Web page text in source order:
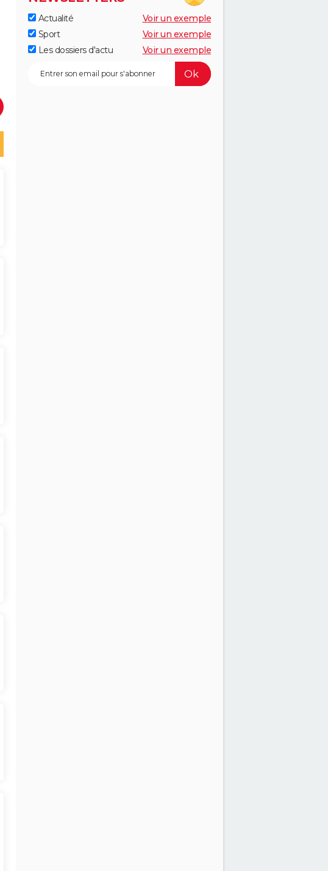
Actualité
Voir un exemple
Sport
Voir un exemple
Les dossiers d'actu
Voir un exemple